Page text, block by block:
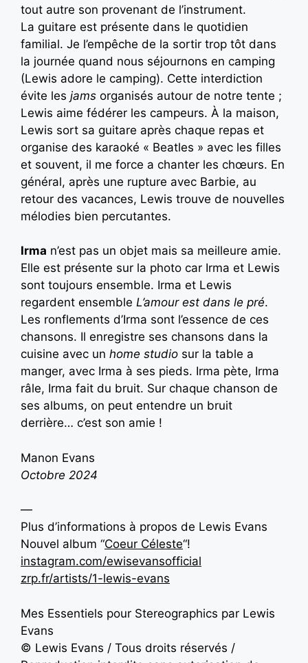
tout autre son provenant de l’instrument.
La guitare est présente dans le quotidien
familial. Je l’empêche de la sortir trop tôt dans
la journée quand nous séjournons en camping
(Lewis adore le camping). Cette interdiction
évite les jams organisés autour de notre tente ;
Lewis aime fédérer les campeurs. À la maison,
Lewis sort sa guitare après chaque repas et
organise des karaoké « Beatles » avec les filles
et souvent, il me force a chanter les chœurs. En
général, après une rupture avec Barbie, au
retour des vacances, Lewis trouve de nouvelles
mélodies bien percutantes.
Irma n’est pas un objet mais sa meilleure amie.
Elle est présente sur la photo car Irma et Lewis
sont toujours ensemble. Irma et Lewis
regardent ensemble L’amour est dans le pré.
Les ronflements d’Irma sont l’essence de ces
chansons. Il enregistre ses chansons dans la
cuisine avec un home studio sur la table a
manger, avec Irma à ses pieds. Irma pète, Irma
râle, Irma fait du bruit. Sur chaque chanson de
ses albums, on peut entendre un bruit
derrière… c’est son amie !
Manon Evans
Octobre 2024
—
Plus d’informations à propos de Lewis Evans
Nouvel album “Coeur Céleste“!
instagram.com/ewisevansofficial
zrp.fr/artists/1-lewis-evans
Mes Essentiels pour Stereographics par Lewis
Evans
© Lewis Evans / Tous droits réservés /